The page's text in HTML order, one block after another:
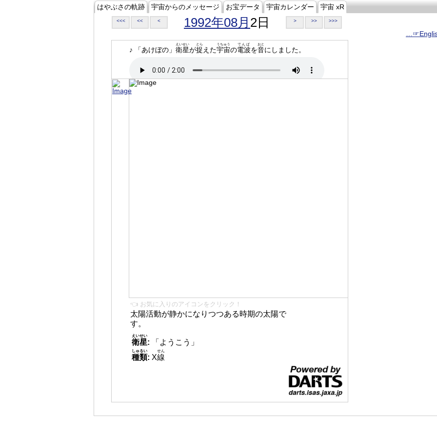
はやぶさの軌跡 宇宙からのメッセージ お宝データ 宇宙カレンダー 宇宙 xR
<<< << < 1992年08月 2日 > >> >>>
♪ 「あけぼの」 衛星
えいせい
が捉
とら
えた宇宙
うちゅう
の電波
でんぱ
を音
おと
にしました。
👈 お気に入りのアイコンをクリック！
太陽活動が静かになりつつある時期の太陽で
す。
衛星
えいせい
:
「ようこう」
種類
しゅるい
: X線
せん